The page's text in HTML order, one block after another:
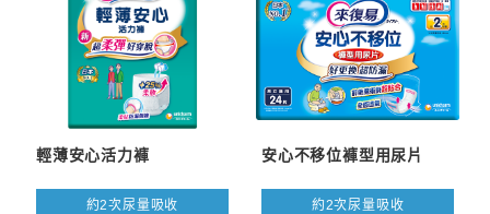
輕薄安心活力褲
約2次尿量吸收
安心不移位褲型用尿片
約2次尿量吸收